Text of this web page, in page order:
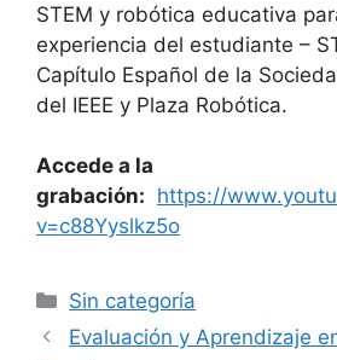
STEM y robótica educativa
experiencia del estudiante –
Capítulo Español de la
del IEEE y Plaza Robótica.
Accede a la
grabación: https://
v=c88Yyslkz5o
Categorías
Sin categoría
Evaluación y Aprendizaje